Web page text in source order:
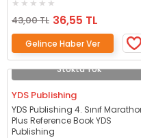
43,00 TL 36,55 TL
Gelince Haber Ver
Stokta Yok
YDS Publishing
YDS Publishing 4. Sınıf
Plus Reference Book YDS
Publishing